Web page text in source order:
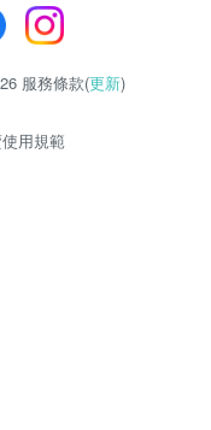
服務條款(更新)
用規範